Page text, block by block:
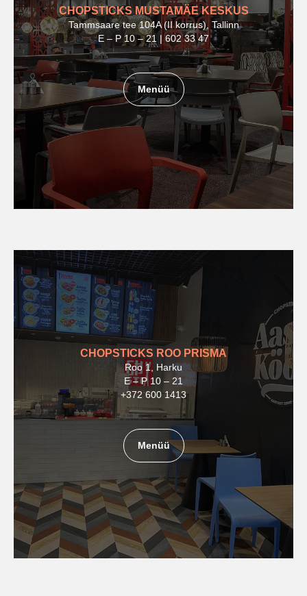
CHOPSTICKS MUSTAMÄE KESKUS
Tammsaare tee 104A (II korrus), Tallinn
E – P 10 – 21 | 602 33 47
Menüü
CHOPSTICKS ROO PRISMA
Roo 1, Harku
E – P 10 – 21
+372 600 1413
Menüü